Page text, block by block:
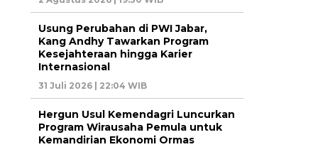
Usung Perubahan di PWI Jabar,
Kang Andhy Tawarkan Program
Kesejahteraan hingga Karier
Internasional
31 Juli 2026 | 22:04 WIB
Hergun Usul Kemendagri Luncurkan
Program Wirausaha Pemula untuk
Kemandirian Ekonomi Ormas